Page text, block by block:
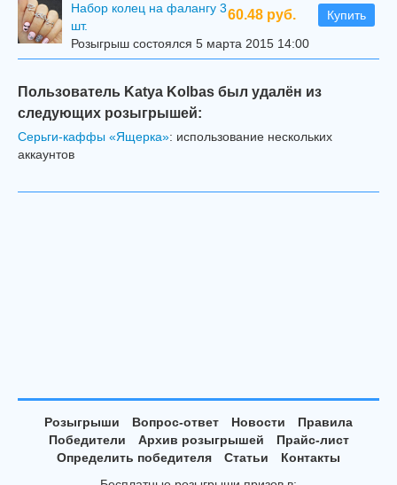
60.48 руб. Купить
Набор колец на фалангу 3
шт.
Розыгрыш состоялся 5 марта 2015 14:00
Пользователь Katya Kolbas был удалён из
следующих розыгрышей:
Серьги-каффы «Ящерка»: использование нескольких
аккаунтов
Розыгрыши Вопрос-ответ Новости
Правила
Победители
Архив розыгрышей
Прайс-лист
Определить победителя
Статьи
Контакты